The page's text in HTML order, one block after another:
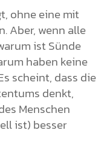
ohne eine mit
Aber, wenn alle
ist Sünde
haben keine
scheint, dass die
denkt,
Menschen
ist) besser